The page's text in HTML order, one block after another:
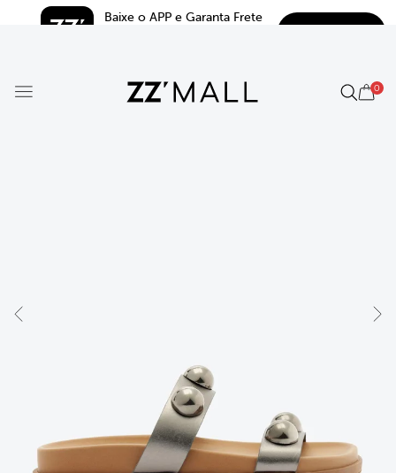
Baixe o APP e Garanta Frete
0